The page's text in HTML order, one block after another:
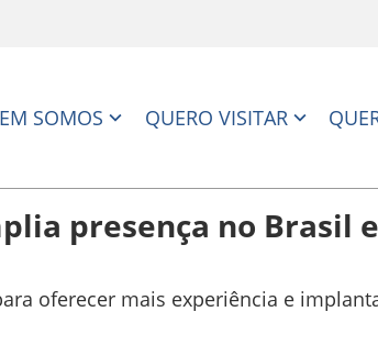
SOMOS QUERO VISITAR
presença no Brasil
oferecer mais experiência e